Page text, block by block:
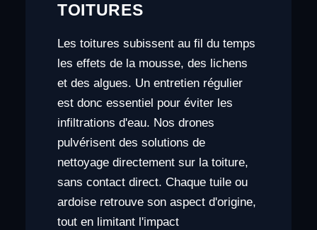
TOITURES
Les toitures subissent au fil du temps
les effets de la mousse, des lichens
et des algues. Un entretien régulier
est donc essentiel pour éviter les
infiltrations d'eau. Nos drones
pulvérisent des solutions de
nettoyage directement sur la toiture,
sans contact direct. Chaque tuile ou
ardoise retrouve son aspect d'origine,
tout en limitant l'impact